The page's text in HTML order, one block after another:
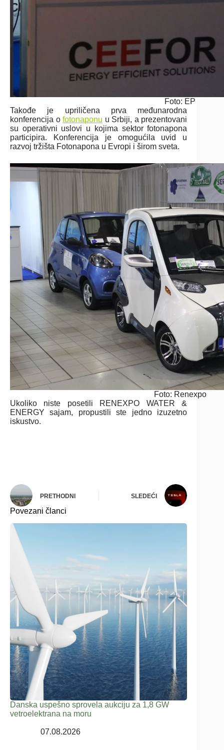
Foto: EP
Takođe je upriličena prva međunarodna
konferencija ofotonaponu u Srbiji, a prezentovani
su operativni uslovi u kojima sektor fotonapona
participira. Konferencija je omogućila uvid u
razvoj tržišta Fotonapona u Evropi i širom sveta.
Foto: Renexpo
Ukoliko niste posetili RENEXPO WATER &
ENERGY sajam, propustili ste jedno izuzetno
iskustvo.
PRETHODNI SLEDEĆI
Povezani članci
Danska uspešno sprovela aukciju za 1,8 GW
vetroelektrana na moru
07.08.2026